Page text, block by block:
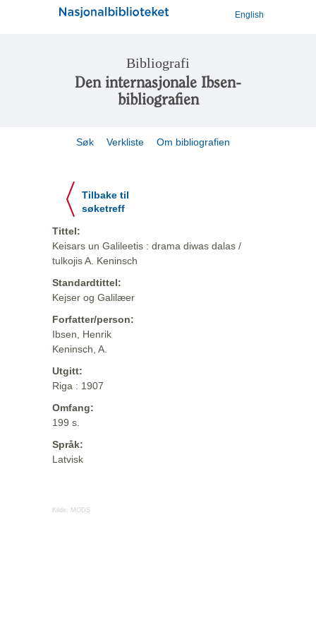
English
Bibliografi
Den internasjonale Ibsen-
bibliografien
Søk Verkliste Om bibliografien
Tilbake til
søketreff
Tittel:
Keisars un Galileetis : drama diwas dalas /
tulkojis A. Keninsch
Standardtittel:
Kejser og Galilæer
Forfatter/person:
Ibsen, Henrik
Keninsch, A.
Utgitt:
Riga : 1907
Omfang:
199 s.
Språk:
Latvisk
Kilde: MODS